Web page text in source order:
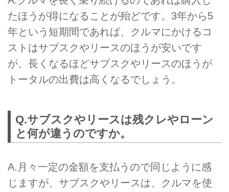
たほうが得になることが殆どです。3年から5
年という短期間であれば、クルマにかけるコ
ストはサブスクやリースのほうが安いです
が、長くなるほどサブスクやリースのほうが
トータルの出費は高くなるでしょう。
Q.サブスクやリースは残クレやローン
と何が違うのですか。
A.月々一定の金額を支払うので同じように感
じますが、サブスクやリースは、クルマを使